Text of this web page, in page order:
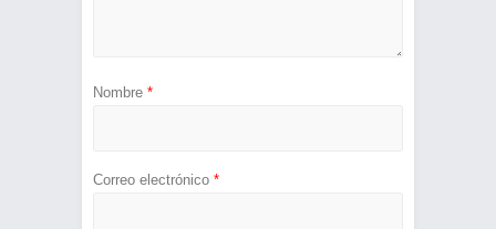
Nombre *
Correo electrónico *